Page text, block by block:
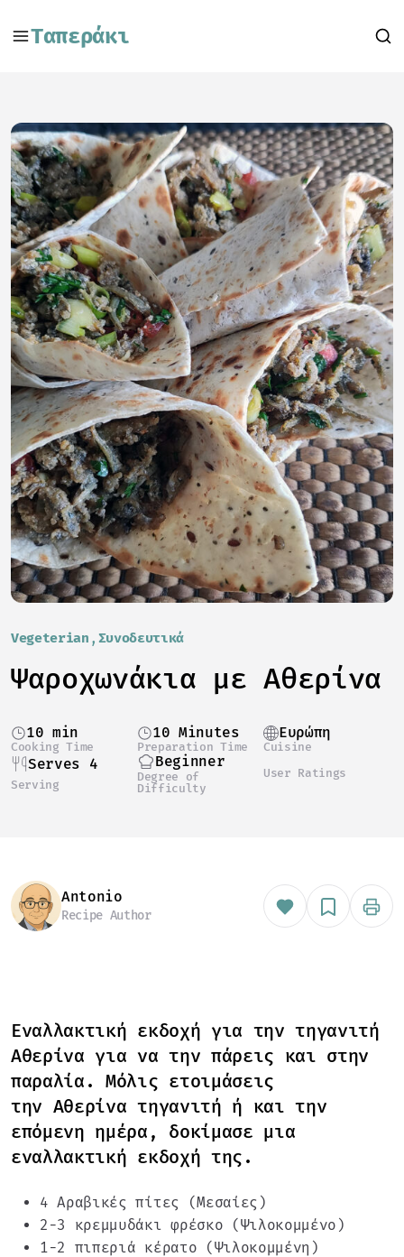
Ταπεράκι
Vegeterian Συνοδευτικά
Ψαροχωνάκια με Αθερίνα
10 min
Cooking Time
10 Minutes
Preparation Time
Ευρώπη
Cuisine
Serves 4
Serving
Beginner
Degree of
Difficulty
User Ratings
Antonio
Recipe Author
Εναλλακτική εκδοχή για την τηγανιτή
Αθερίνα για να την πάρεις και στην
παραλία. Μόλις ετοιμάσεις
την Αθερίνα τηγανιτή ή και την
επόμενη ημέρα, δοκίμασε μια
εναλλακτική εκδοχή της.
4 Αραβικές πίτες (Μεσαίες)
2-3 κρεμμυδάκι φρέσκο (Ψιλοκομμένο)
1-2 πιπεριά κέρατο (Ψιλοκομμένη)